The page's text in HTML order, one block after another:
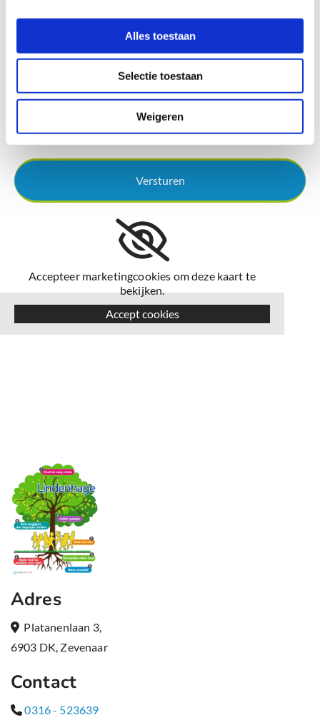
Alles toestaan
Selectie toestaan
Weigeren
U kunt mij in de toekomst aanbiedingen en informatie sturen.
Accepteer marketingcookies om deze kaart te
bekijken.
Accept cookies
Adres
 Platanenlaan 3,
6903 DK, Zevenaar
Contact
 0316 - 523639